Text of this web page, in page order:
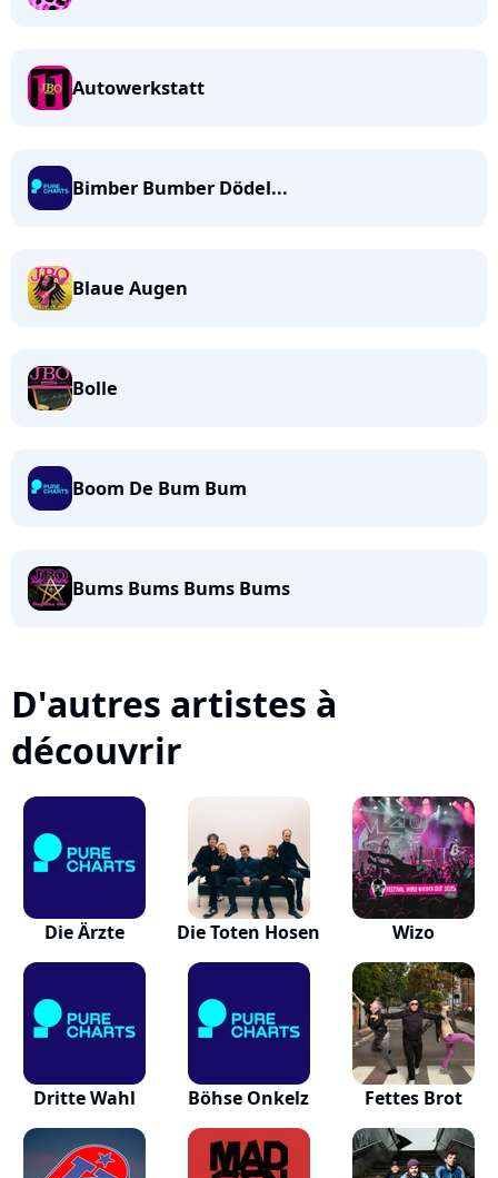
Autowerkstatt
Bimber Bumber Dödel...
Blaue Augen
Bolle
Boom De Bum Bum
Bums Bums Bums Bums
D'autres artistes à
découvrir
Die Ärzte Die Toten Hosen Wizo
Dritte Wahl Böhse Onkelz Fettes Brot